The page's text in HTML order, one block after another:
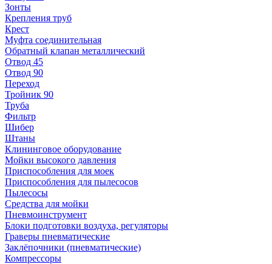
Зонты
Крепления труб
Крест
Муфта соединительная
Обратный клапан металлический
Отвод 45
Отвод 90
Переход
Тройник 90
Труба
Фильтр
Шибер
Штаны
Клининговое оборудование
Мойки высокого давления
Приспособления для моек
Приспособления для пылесосов
Пылесосы
Средства для мойки
Пневмоинструмент
Блоки подготовки воздуха, регуляторы
Граверы пневматические
Заклёпочники (пневматические)
Компрессоры